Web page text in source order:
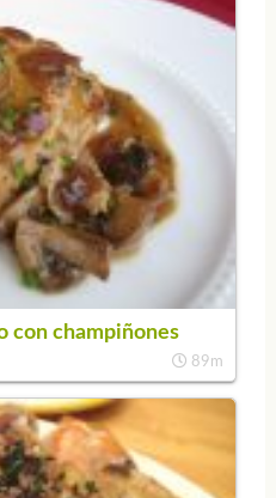
con champiñones
89m